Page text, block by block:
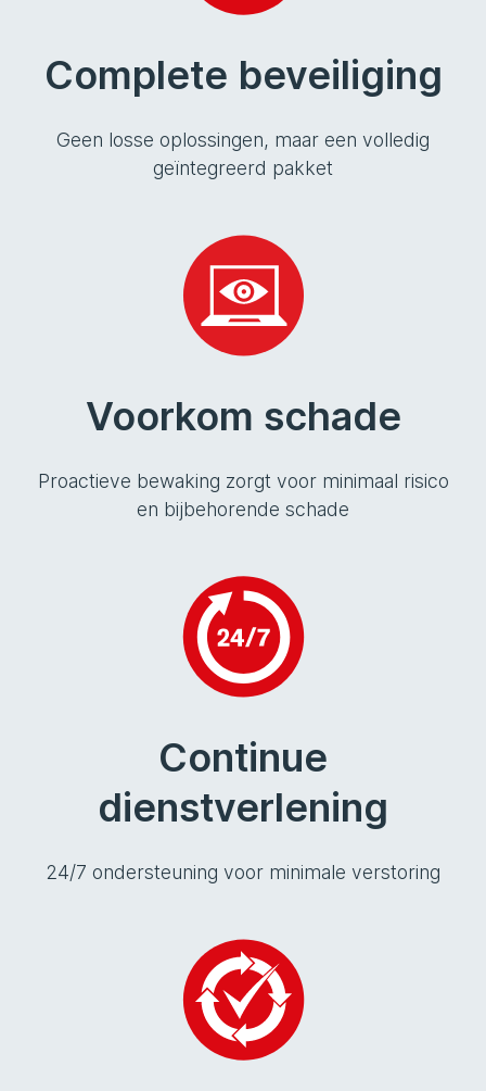
Complete beveiliging
Geen losse oplossingen, maar een volledig
geïntegreerd pakket
Voorkom schade
Proactieve bewaking zorgt voor minimaal risico
en bijbehorende schade
Continue
dienstverlening
24/7 ondersteuning voor minimale verstoring